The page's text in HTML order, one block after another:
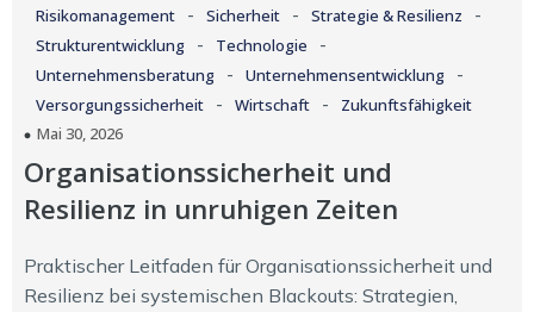
Risikomanagement - Sicherheit - Strategie & Resilienz -
Strukturentwicklung - Technologie -
Unternehmensberatung - Unternehmensentwicklung -
Versorgungssicherheit - Wirtschaft -
Zukunftsfähigkeit
Mai 30, 2026
Organisationssicherheit und
Resilienz in unruhigen Zeiten
Praktischer Leitfaden für Organisationssicherheit und
Resilienz bei systemischen Blackouts: Strategien,